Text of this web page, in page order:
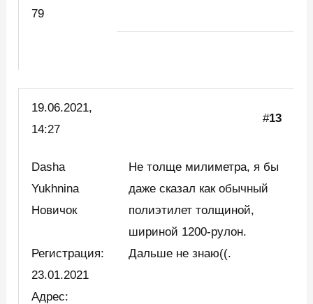
79
19.06.2021,
14:27
#13
Dasha
Yukhnina
Новичок
Регистрация:
23.01.2021
Адрес:
Не толще милиметра, я бы
даже сказал как обычный
полиэтилет толщиной,
шириной 1200-рулон.
Дальше не знаю((.